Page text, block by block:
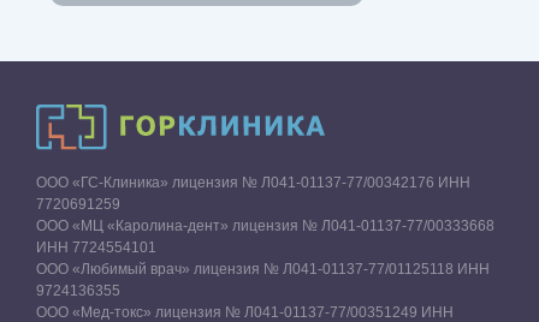
ООО «ГС-Клиника» лицензия № Л041-01137-77/00342176 ИНН
7720691259
ООО «МЦ «Каролина-дент» лицензия № Л041-01137-77/00333668
ИНН 7724554101
ООО «Любимый врач» лицензия № Л041-01137-77/01125118 ИНН
9724136355
ООО «Мед-токс» лицензия № Л041-01137-77/00351249 ИНН